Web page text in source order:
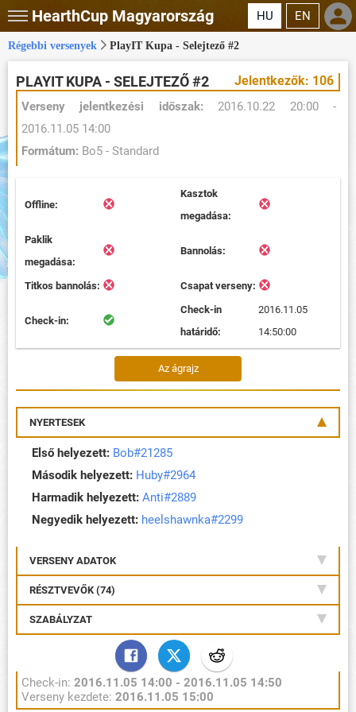
HearthCup Magyarország HU EN
Régebbi versenyek PlayIT Kupa - Selejtező #2
Jelentkezők: 106
PLAYIT KUPA - SELEJTEZŐ #2
Verseny jelentkezési időszak: 2016.10.22 20:00 -
2016.11.05 14:00
Formátum: Bo5 - Standard
Offline:
Kasztok
megadása:
Paklik
megadása:
Bannolás:
Titkos bannolás: Csapat verseny:
Check-in:
Check-in
határidő:
2016.11.05
14:50:00
Az ágrajz
NYERTESEK
Első helyezett: Bob#21285
Második helyezett: Huby#2964
Harmadik helyezett: Anti#2889
Negyedik helyezett: heelshawnka#2299
VERSENY ADATOK
RÉSZTVEVŐK (74)
SZABÁLYZAT
Check-in: 2016.11.05 14:00 - 2016.11.05 14:50
Verseny kezdete: 2016.11.05 15:00